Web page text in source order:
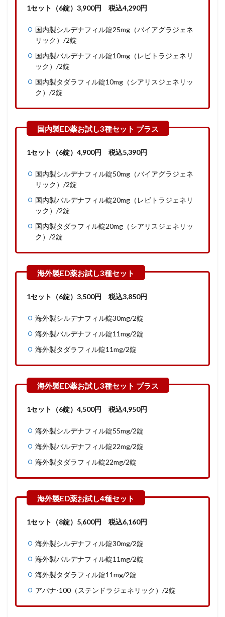
1セット（6錠）3,900円 税込4,290円
国内製シルデナフィル錠25mg（バイアグラジェネ
リック）/2錠
国内製バルデナフィル錠10mg（レビトラジェネリ
ック）/2錠
国内製タダラフィル錠10mg（シアリスジェネリッ
ク）/2錠
1セット（6錠） 4,900円 税込5,390円
国内製シルデナフィル錠50mg（バイアグラジェネ
リック）/2錠
国内製バルデナフィル錠20mg（レビトラジェネリ
ック）/2錠
国内製タダラフィル錠20mg（シアリスジェネリッ
ク）/2錠
1セット（6錠） 3,500円 税込3,850円
海外製シルデナフィル錠30mg/2錠
海外製バルデナフィル錠11mg/2錠
海外製タダラフィル錠11mg/2錠
1セット（6錠） 4,500円 税込4,950円
海外製シルデナフィル錠55mg/2錠
海外製バルデナフィル錠22mg/2錠
海外製タダラフィル錠22mg/2錠
1セット（8錠）5,600円 税込6,160円
海外製シルデナフィル錠30mg/2錠
海外製バルデナフィル錠11mg/2錠
海外製タダラフィル錠11mg/2錠
アバナ-100（ステンドラジェネリック）/2錠